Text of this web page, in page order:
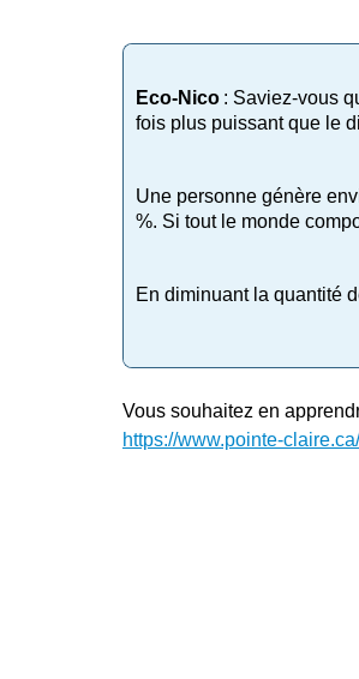
Eco-Nico : Saviez-vous
fois plus puissant que le
Une personne génère
%. Si tout le monde
En diminuant la quantité
Vous souhaitez en
https://www.pointe-